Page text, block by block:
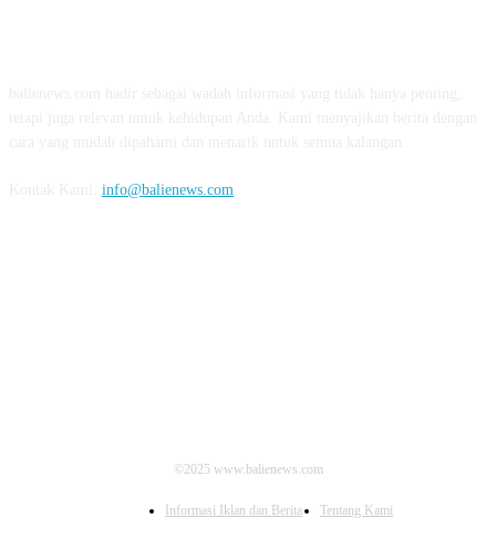
info@balienews.com
©2025 www.balienews.com
Informasi Iklan dan Berita Tentang Kami